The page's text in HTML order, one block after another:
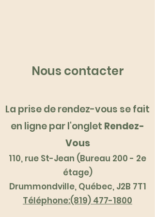
Nous contacter
La prise de rendez-vous se fait
en ligne par l'onglet Rendez-
Vous
110, rue St-Jean (Bureau 200 - 2e
étage)
Drummondville, Québec, J2B 7T1
Téléphone:(819) 477-1800